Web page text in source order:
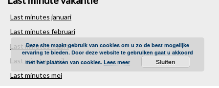
Last minutes januari
Last minutes februari
Last minutes maart
Last minutes april
Last minutes mei
Deze site maakt gebruik van cookies om u zo de best mogelijke
ervaring te bieden. Door deze website te gebruiken gaat u akkoord
met het plaatsen van cookies. Lees meer Sluiten